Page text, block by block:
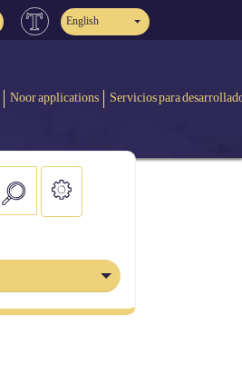
English
Noor applications Servicios para